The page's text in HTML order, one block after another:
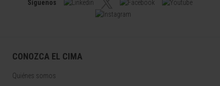
Síguenos
CONOZCA EL CIMA
Quiénes somos